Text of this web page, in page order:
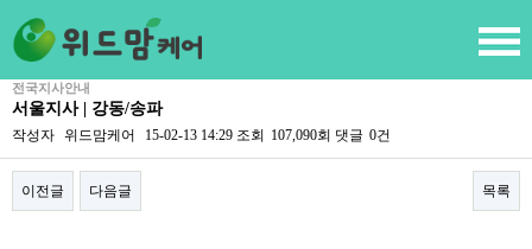
전국지사안내
서울지사 | 강동/송파
작성자 위드맘케어 15-02-13 14:29 조회 107,090회 댓글 0건
이전글 다음글 목록